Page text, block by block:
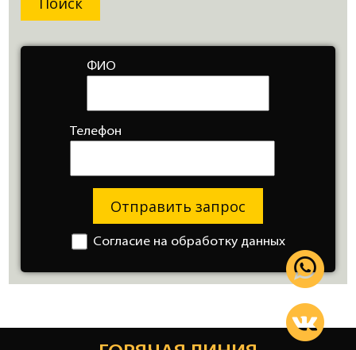
ФИО
Телефон
Отправить запрос
Согласие на обработку данных